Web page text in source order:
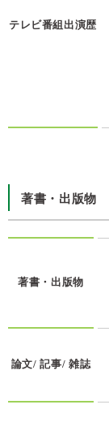
テレビ番組出演歴
著書・出版物
著書・出版物
論文/ 記事/ 雑誌